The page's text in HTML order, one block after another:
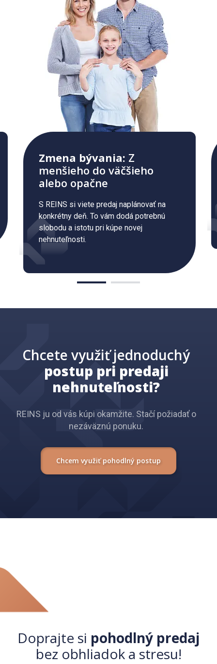
Zmena bývania: Z
menšieho do väčšieho
alebo opačne
S REINS si viete predaj naplánovať na
konkrétny deň. To vám dodá potrebnú
slobodu a istotu pri kúpe novej
nehnuteľnosti.
Chcete využiť jednoduchý
postup pri predaji
nehnuteľnosti?
REINS ju od vás kúpi okamžite. Stačí požiadať o
nezáväznú ponuku.
Chcem využiť pohodlný postup
Doprajte si pohodlný predaj
bez obhliadok a stresu!